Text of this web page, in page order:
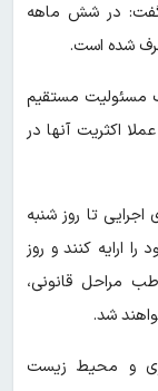
گفت: در شش ماهه
پاک مسئولیت مستقیم
که عملا اکثریت آنها در
تا روز شنبه
ارایه کنند و روز
مراحل قانونی،
شد.
و محیط زیست